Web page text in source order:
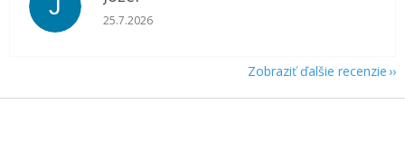
J Hodnotenie obchodu je 5 z 5 hviezdičiek.
25.7.2026
Zobraziť ďalšie recenzie
Z